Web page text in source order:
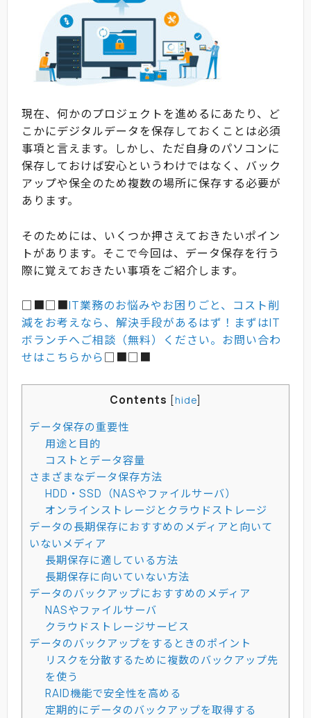
現在、何かのプロジェクトを進めるにあたり、ど
こかにデジタルデータを保存しておくことは必須
事項と言えます。しかし、ただ自身のパソコンに
保存しておけば安心というわけではなく、バック
アップや保全のため複数の場所に保存する必要が
あります。
そのためには、いくつか押さえておきたいポイン
トがあります。そこで今回は、データ保存を行う
際に覚えておきたい事項をご紹介します。
□■□■IT業務のお悩みやお困りごと、コスト削
減をお考えなら、解決手段があるはず！まずはIT
ボランチへご相談（無料）ください。お問い合わ
せはこちらから□■□■
Contents [hide]
データ保存の重要性
用途と目的
コストとデータ容量
さまざまなデータ保存方法
HDD・SSD（NASやファイルサーバ）
オンラインストレージとクラウドストレージ
データの長期保存におすすめのメディアと向いて
いないメディア
長期保存に適している方法
長期保存に向いていない方法
データのバックアップにおすすめのメディア
NASやファイルサーバ
クラウドストレージサービス
データのバックアップをするときのポイント
リスクを分散するために複数のバックアップ先
を使う
RAID機能で安全性を高める
定期的にデータのバックアップを取得する